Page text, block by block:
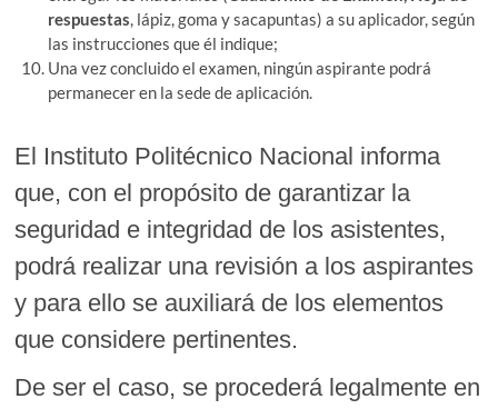
respuestas, lápiz, goma y sacapuntas) a su aplicador, según
las instrucciones que él indique;
Una vez concluido el examen, ningún aspirante podrá
permanecer en la sede de aplicación.
El Instituto Politécnico Nacional informa
que, con el propósito de garantizar la
seguridad e integridad de los asistentes,
podrá realizar una revisión a los aspirantes
y para ello se auxiliará de los elementos
que considere pertinentes.
De ser el caso, se procederá legalmente en